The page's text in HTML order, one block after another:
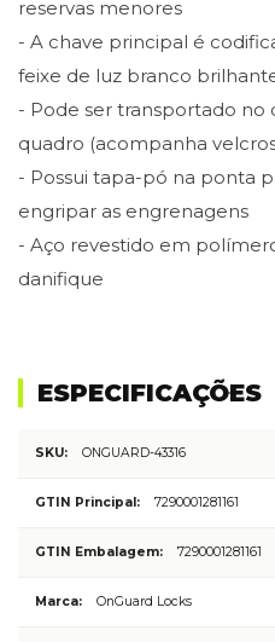
reservas menores
- A chave principal é
feixe de luz branco
- Pode ser transportado no
quadro (acompanha
- Possui tapa-pó na ponta
engripar as engrenagens
- Aço revestido em
danifique
ESPECIFICAÇÕES
Mais
ONGUARD-43316
7290001281161
7290001281161
OnGuard Locks